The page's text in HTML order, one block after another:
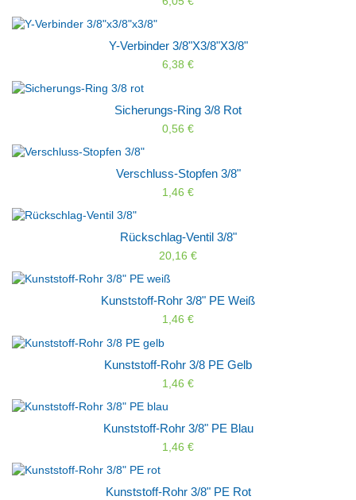
Y-Verbinder 3/8"x3/8"x3/8"
6,38 €
Sicherungs-Ring 3/8 Rot
0,56 €
Verschluss-Stopfen 3/8"
1,46 €
Rückschlag-Ventil 3/8"
20,16 €
Kunststoff-Rohr 3/8" PE Weiß
1,46 €
Kunststoff-Rohr 3/8 PE Gelb
1,46 €
Kunststoff-Rohr 3/8" PE Blau
1,46 €
Kunststoff-Rohr 3/8" PE Rot